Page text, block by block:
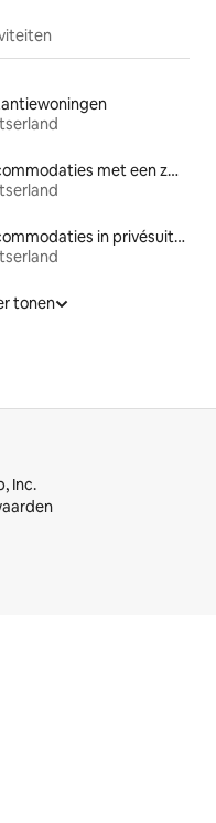
Accommodaties met een zwembad
Accommodaties in privésuites
tonen
Inc.